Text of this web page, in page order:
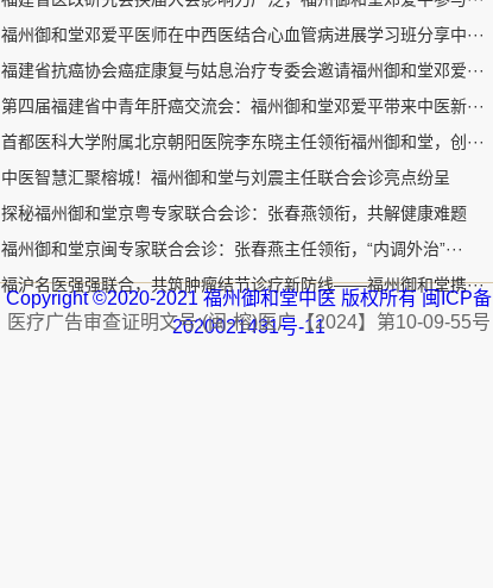
福州御和堂邓爱平医师在中西医结合心血管病进展学习班分享中···
福建省抗癌协会癌症康复与姑息治疗专委会邀请福州御和堂邓爱···
第四届福建省中青年肝癌交流会：福州御和堂邓爱平带来中医新···
首都医科大学附属北京朝阳医院李东晓主任领衔福州御和堂，创···
中医智慧汇聚榕城！福州御和堂与刘震主任联合会诊亮点纷呈
探秘福州御和堂京粤专家联合会诊：张春燕领衔，共解健康难题
福州御和堂京闽专家联合会诊：张春燕主任领衔，“内调外治”···
福沪名医强强联合，共筑肿瘤结节诊疗新防线——福州御和堂携···
Copyright ©2020-2021 福州御和堂中医 版权所有闽ICP备
2020021431号-11
医疗广告审查证明文号:(闽-榕)医广【2024】第10-09-55号